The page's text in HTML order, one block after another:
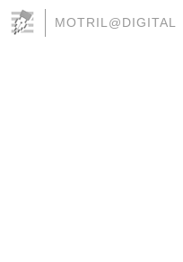
MOTRIL@DIGITAL